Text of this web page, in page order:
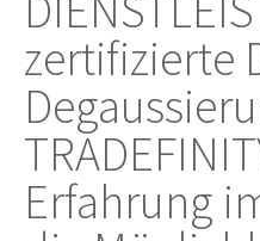
zertifizierte
Erfahrung